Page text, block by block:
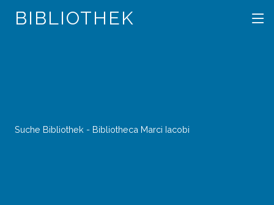
BIBLIOTHEK
Suche Bibliothek - Bibliotheca Marci Iacobi